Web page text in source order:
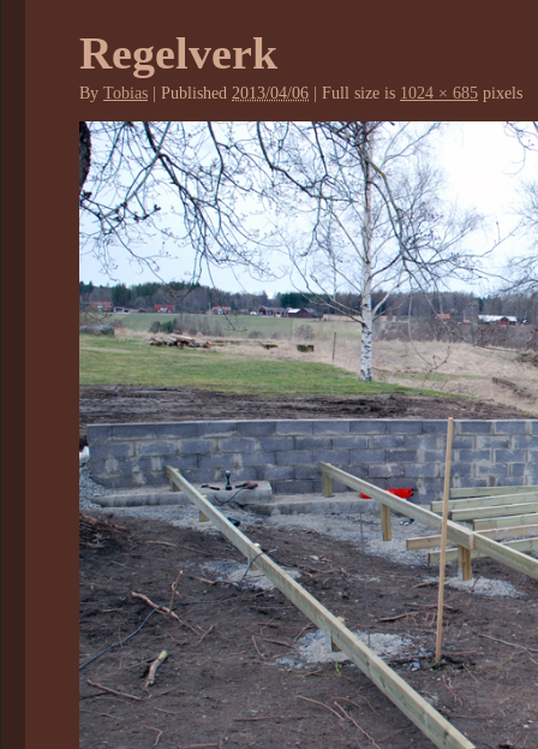
Regelverk
By Tobias | Published 2013/04/06 | Full size is 1024 × 685 pixels